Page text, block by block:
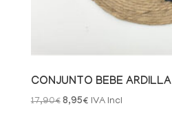
CONJUNTO BEBE ARDILLA
17,90€ El
8,95€ElIVA Incl